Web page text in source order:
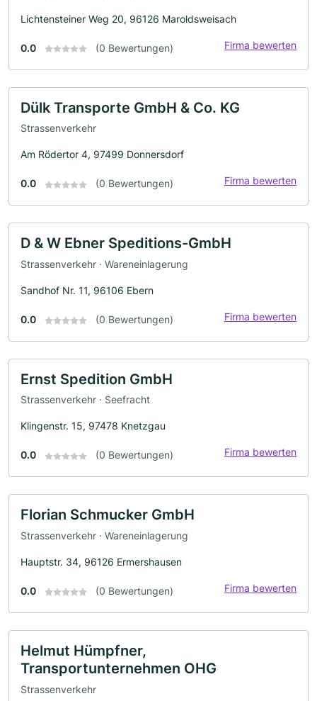
Lichtensteiner Weg 20, 96126 Maroldsweisach
0.0 (0 Bewertungen) Firma bewerten
Dülk Transporte GmbH & Co. KG
Strassenverkehr
Am Rödertor 4, 97499 Donnersdorf
0.0 (0 Bewertungen) Firma bewerten
D & W Ebner Speditions-GmbH
Strassenverkehr · Wareneinlagerung
Sandhof Nr. 11, 96106 Ebern
0.0 (0 Bewertungen) Firma bewerten
Ernst Spedition GmbH
Strassenverkehr · Seefracht
Klingenstr. 15, 97478 Knetzgau
0.0 (0 Bewertungen) Firma bewerten
Florian Schmucker GmbH
Strassenverkehr · Wareneinlagerung
Hauptstr. 34, 96126 Ermershausen
0.0 (0 Bewertungen) Firma bewerten
Helmut Hümpfner,
Transportunternehmen OHG
Strassenverkehr